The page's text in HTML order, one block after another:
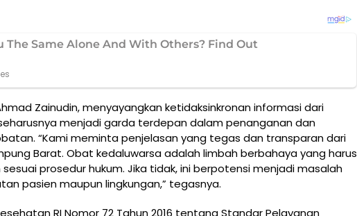
Ahmad Zainudin, menyayangkan ketidaksinkronan informasi dari
menjadi garda terdepan dalam penanganan dan
“Kami meminta penjelasan yang tegas dan transparan dari
Barat. Obat kedaluwarsa adalah limbah berbahaya yang harus
prosedur hukum. Jika tidak, ini berpotensi menjadi masalah
pasien maupun lingkungan,” tegasnya.
RI Nomor 72 Tahun 2016 tentang Standar Pelayanan